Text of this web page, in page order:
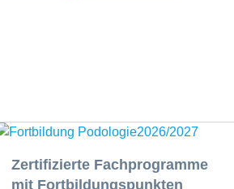
Zertifizierte Fachprogramme
mit Fortbildungspunkten